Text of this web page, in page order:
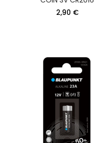
2,90 €